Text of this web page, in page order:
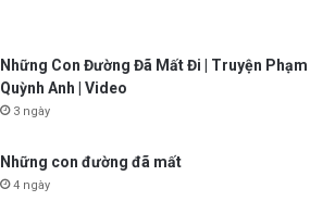
Những Con Đường Đã Mất Đi | Truyện Phạm
Quỳnh Anh | Video
3 ngày
Những con đường đã mất
4 ngày